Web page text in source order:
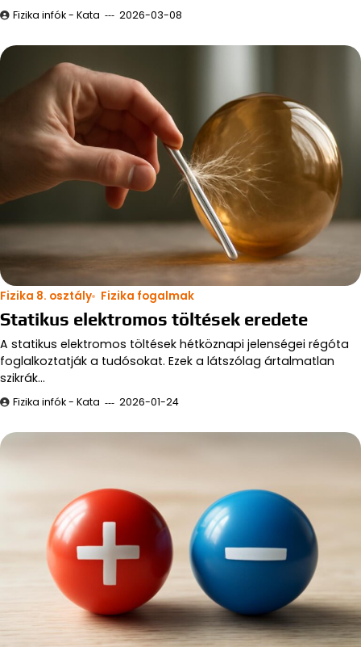
Fizika infók - Kata 2026-03-08
Fizika 8. osztály Fizika fogalmak
Statikus elektromos töltések eredete
A statikus elektromos töltések hétköznapi jelenségei régóta
foglalkoztatják a tudósokat. Ezek a látszólag ártalmatlan
szikrák…
Fizika infók - Kata 2026-01-24